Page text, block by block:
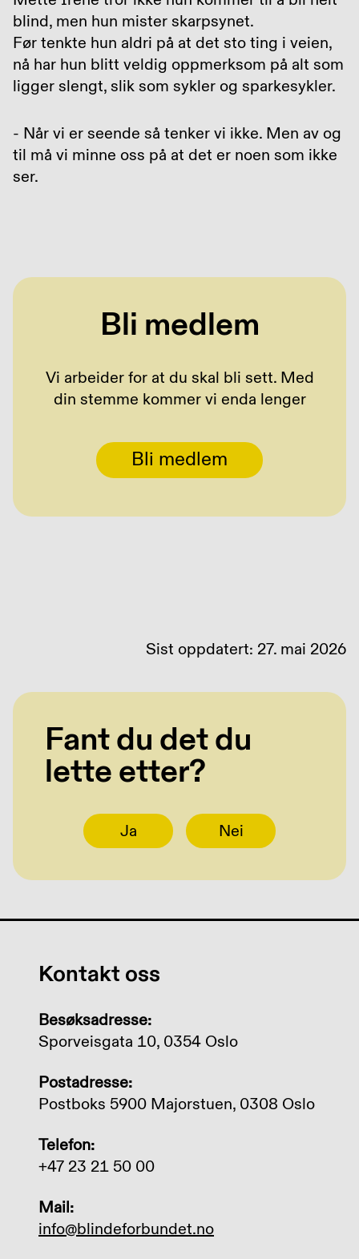
blind, men hun mister skarpsynet.
Før tenkte hun aldri på at det sto ting i veien,
nå har hun blitt veldig oppmerksom på alt som
ligger slengt, slik som sykler og sparkesykler.
- Når vi er seende så tenker vi ikke. Men av og
til må vi minne oss på at det er noen som ikke
ser.
Bli medlem
Vi arbeider for at du skal bli sett. Med
din stemme kommer vi enda lenger
Bli medlem
Sist oppdatert: 27. mai 2026
Fant du det du
lette etter?
Ja Nei
Kontakt oss
Besøksadresse:
Sporveisgata 10, 0354 Oslo
Postadresse:
Postboks 5900 Majorstuen, 0308 Oslo
Telefon:
+47 23 21 50 00
Mail:
info@blindeforbundet.no